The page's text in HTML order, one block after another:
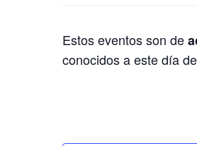
Estos eventos son de
conocidos a este día